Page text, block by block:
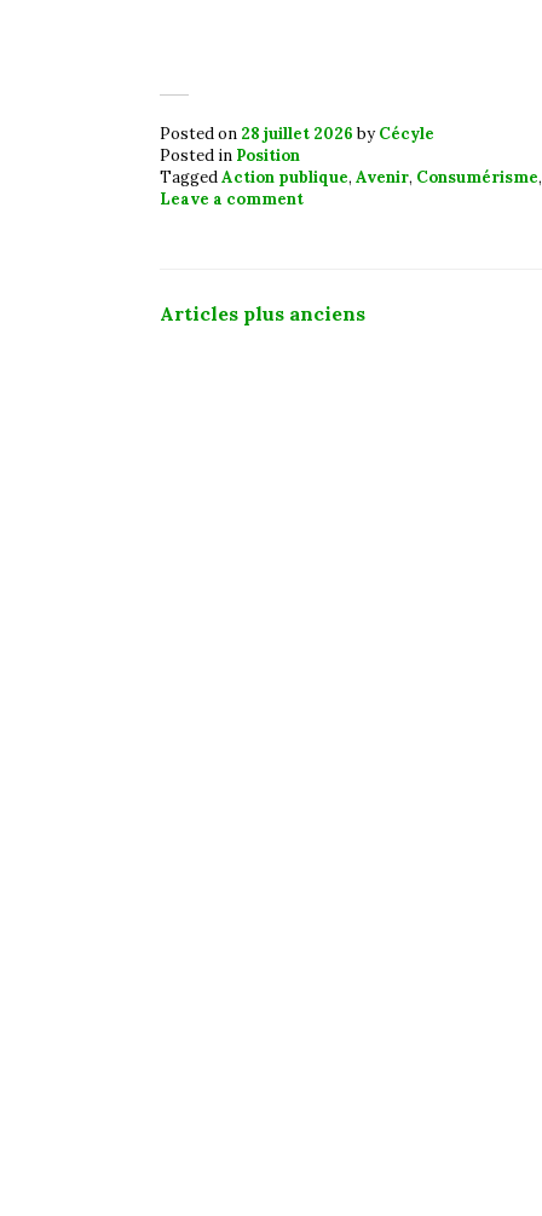
Posted on 28 juillet 2026 byCécyle
Posted in Position
TaggedAction publique, Avenir, Consumérisme,
Leave a comment
Navigation
Articles plus anciens